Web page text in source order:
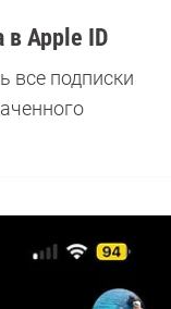
в Apple ID
все подписки